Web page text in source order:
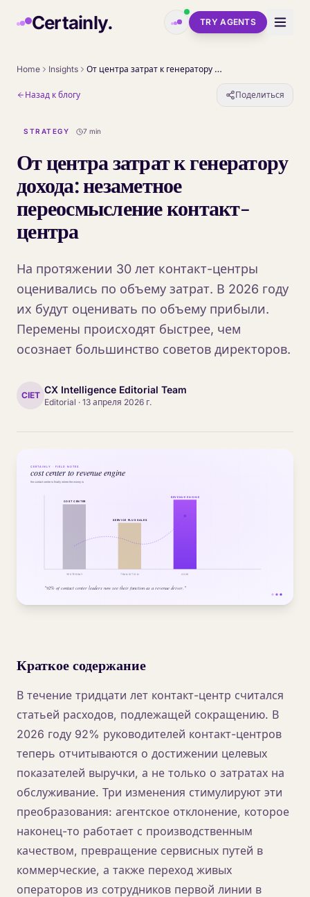
Certainly. TRY AGENTS
Home Insights От центра затрат к генератору дохода: незаметное переосмысление контакт-центра
Назад к блогу Поделиться
STRATEGY 7 min
От центра затрат к генератору
дохода: незаметное
переосмысление контакт-
центра
На протяжении 30 лет контакт-центры
оценивались по объему затрат. В 2026 году
их будут оценивать по объему прибыли.
Перемены происходят быстрее, чем
осознает большинство советов директоров.
CIET CX Intelligence Editorial Team
Editorial · 13 апреля 2026 г.
Краткое содержание
В течение тридцати лет контакт-центр считался
статьей расходов, подлежащей сокращению. В
2026 году 92% руководителей контакт-центров
теперь отчитываются о достижении целевых
показателей выручки, а не только о затратах на
обслуживание. Три изменения стимулируют эти
преобразования: агентское отклонение, которое
наконец-то работает с производственным
качеством, превращение сервисных путей в
коммерческие, а также переход живых
операторов из сотрудников первой линии в